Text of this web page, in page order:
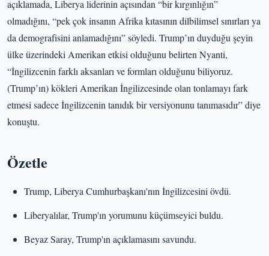
açıklamada, Liberya liderinin açısından “bir kırgınlığın”
olmadığını, “pek çok insanın Afrika kıtasının dilbilimsel sınırları ya
da demografisini anlamadığını” söyledi. Trump’ın duyduğu şeyin
ülke üzerindeki Amerikan etkisi olduğunu belirten Nyanti,
“İngilizcenin farklı aksanları ve formları olduğunu biliyoruz.
(Trump’ın) kökleri Amerikan İngilizcesinde olan tonlamayı fark
etmesi sadece İngilizcenin tanıdık bir versiyonunu tanımasıdır” diye
konuştu.
Özetle
Trump, Liberya Cumhurbaşkanı'nın İngilizcesini övdü.
Liberyalılar, Trump'ın yorumunu küçümseyici buldu.
Beyaz Saray, Trump'ın açıklamasını savundu.